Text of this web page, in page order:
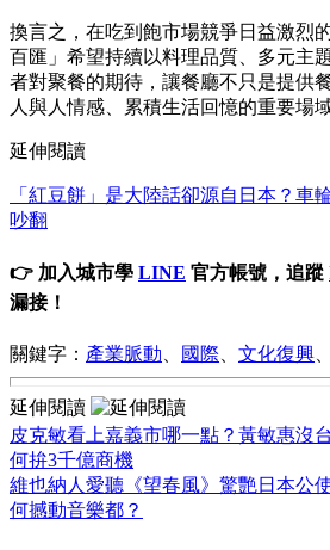
換言之，在吃到飽市場競爭日益激烈
百匯」希望持續以料理品質、多元主
者對聚餐的期待，讓餐廳不只是提供
人與人情感、累積生活回憶的重要場域
延伸閱讀
「紅豆餅」是大陸話卻源自日本？車
吵翻
👉 加入城市學 LINE 官方帳號，追蹤
漏接！
關鍵字： 產業脈動 國際 文化復興
延伸閱讀
皮克敏看上嘉義市哪一點？黃敏惠沒
何拚3千億商機
維也納人愛聽《望春風》驚艷日本公
何撼動音樂都？